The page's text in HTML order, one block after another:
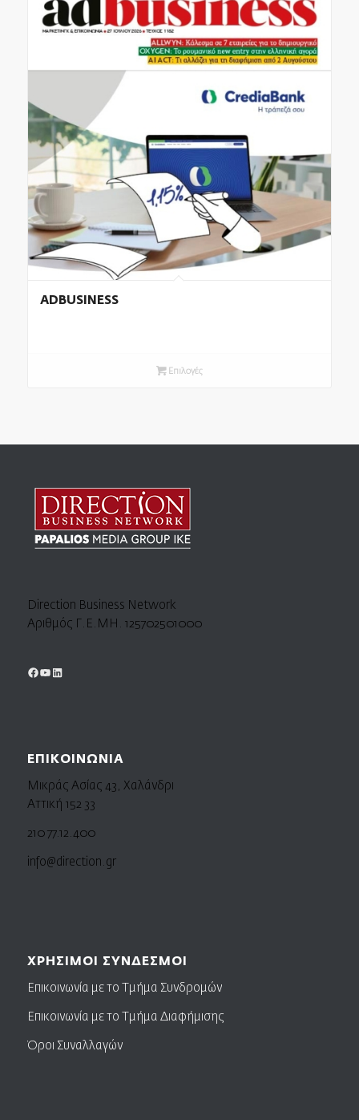
ADBUSINESS
Επιλογές
Direction Business Network
Αριθμός Γ.Ε.ΜΗ. 125702501000
ΕΠΙΚΟΙΝΩΝΙΑ
Μικράς Ασίας 43, Χαλάνδρι
Αττική 152 33
210 77.12.400
info@direction.gr
ΧΡΗΣΙΜΟΙ ΣΥΝΔΕΣΜΟΙ
Επικοινωνία με το Τμήμα Συνδρομών
Επικοινωνία με το Τμήμα Διαφήμισης
Όροι Συναλλαγών